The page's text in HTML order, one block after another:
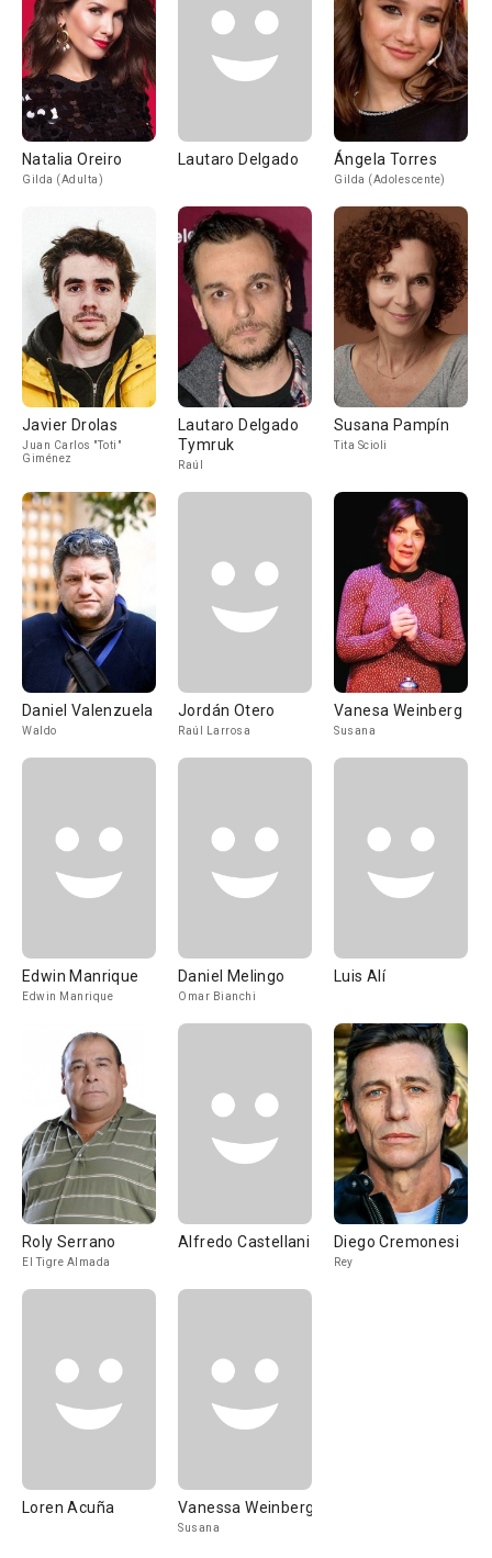
Natalia Oreiro
Gilda (Adulta)
Lautaro Delgado Ángela Torres
Gilda (Adolescente)
Javier Drolas
Juan Carlos "Toti"
Giménez
Lautaro Delgado
Tymruk
Raúl
Susana Pampín
Tita Scioli
Daniel Valenzuela
Waldo
Jordán Otero
Raúl Larrosa
Vanesa Weinberg
Susana
Edwin Manrique
Edwin Manrique
Daniel Melingo
Omar Bianchi
Luis Alí
Roly Serrano
El Tigre Almada
Alfredo Castellani Diego Cremonesi
Rey
Loren Acuña Vanessa Weinberg
Susana